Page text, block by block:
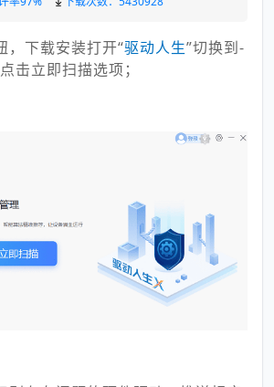
，下载安装打开“驱动人生”切换到-
击立即扫描选项；